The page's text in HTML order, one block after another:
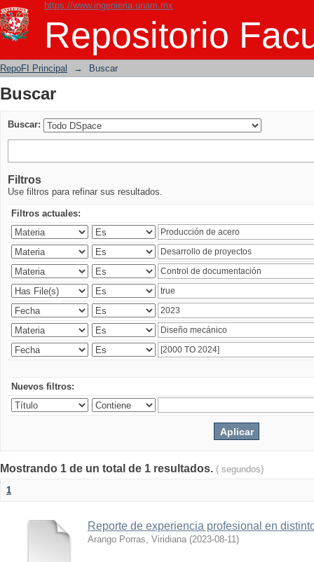
https://www.ingenieria.unam.mx
Repositorio
Buscar
RepoFI Principal → Buscar
Buscar
Buscar:
Filtros
Use filtros para refinar sus resultados.
Filtros actuales:
Nuevos filtros:
Mostrando 1 de un total de 1 resultados. ( segundos)
1
Reporte de experiencia profesional en
Arango Porras, Viridiana (2023-08-11)